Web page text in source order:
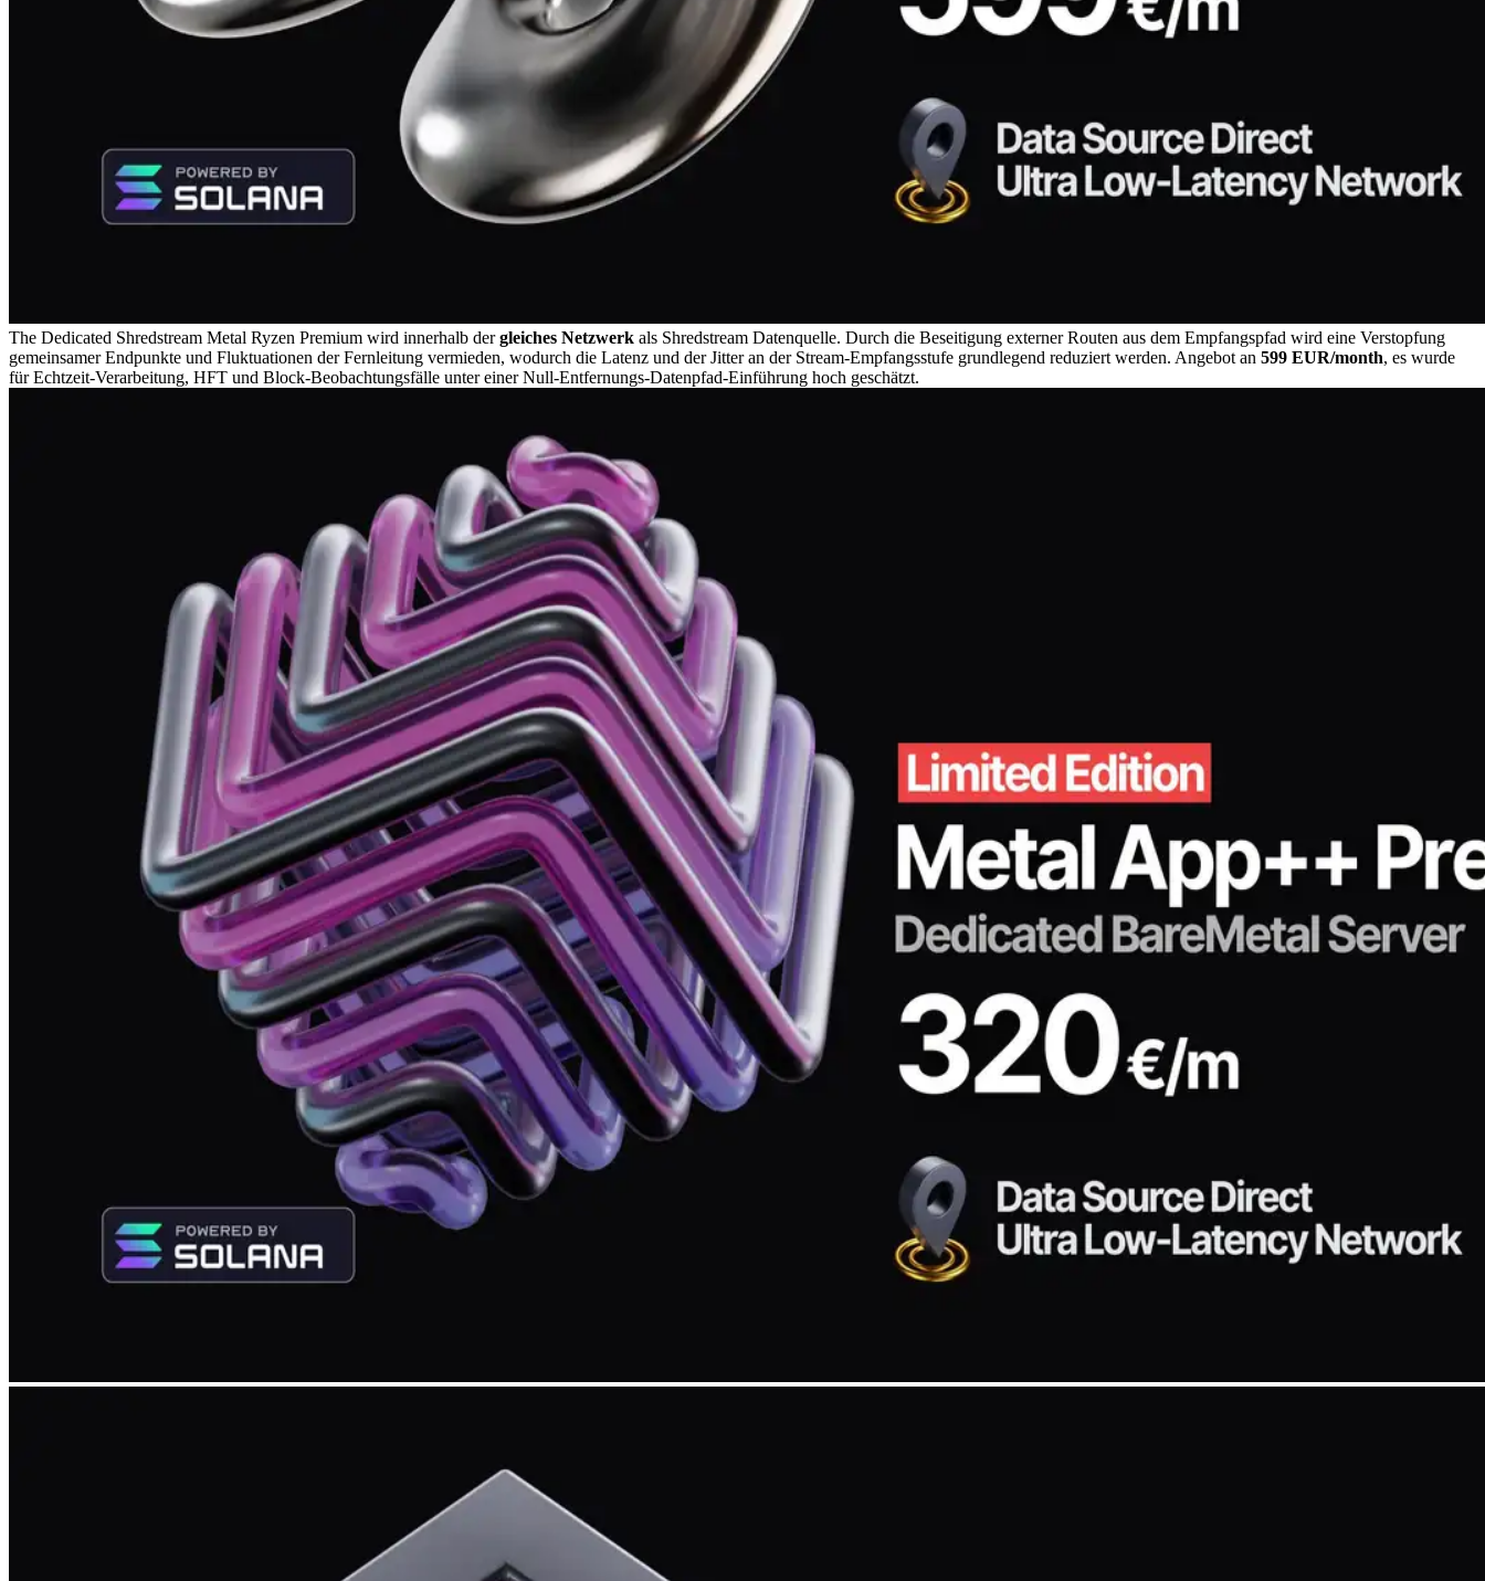
The Dedicated Shredstream Metal Ryzen Premium wird innerhalb dergleiches Netzwerk als Shredstream Datenquelle. Durch die Beseitigung externer Routen aus dem Empfangspfad wird eine Verstopfung
gemeinsamer Endpunkte und Fluktuationen der Fernleitung vermieden, wodurch die Latenz und der Jitter an der Stream-Empfangsstufe grundlegend reduziert werden. Angebot an 599 EUR/month, es wurde
für Echtzeit-Verarbeitung, HFT und Block-Beobachtungsfälle unter einer Null-Entfernungs-Datenpfad-Einführung hoch geschätzt.